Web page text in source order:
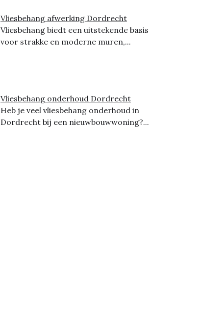
Vliesbehang afwerking Dordrecht
Vliesbehang biedt een uitstekende basis
voor strakke en moderne muren,...
Vliesbehang onderhoud Dordrecht
Heb je veel vliesbehang onderhoud in
Dordrecht bij een nieuwbouwwoning?...